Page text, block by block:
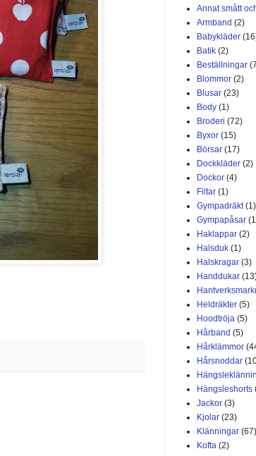
Annat smått
Armband (2)
Babykläder
Batik (2)
Beställningar
Blommor (2)
Blusar (23)
Body (1)
Broderi (72)
Byxor (15)
Börsar (17)
Dockkläder (2)
Dockor (4)
Filtar (1)
Gympadräkt (1)
Gympapåsar
Haklappar (2)
Halsduk (1)
Halskragar (3)
Handdukar
Heldräkter (5)
Hoodtröja (5)
Hårband (5)
Hårklämmor
Hårsnoddar
Hängsleshorts
Jackor (3)
Kjolar (23)
Klänningar (67)
Kofta (2)